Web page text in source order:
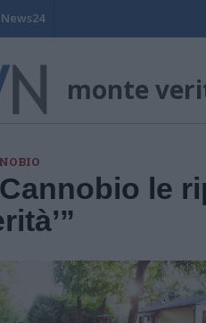
News24
monte
le